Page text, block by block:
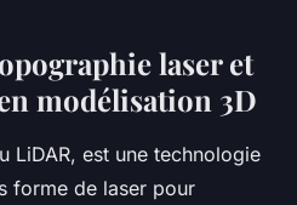
laser et
modélisation 3D
LiDAR, est une technologie
forme de laser pour